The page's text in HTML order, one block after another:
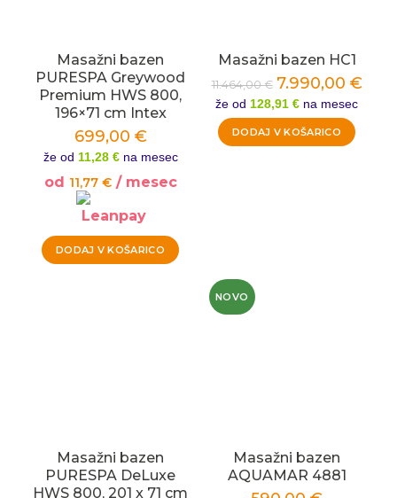
Masažni bazen
PURESPA Greywood
Premium HWS 800,
196×71 cm Intex
699,00 €
že od 11,28 €na mesec
od 11,77 €/ mesec
DODAJ V KOŠARICO
Masažni bazen HC1
11.464,00€ 7.990,00 €
že od 128,91 € na mesec
DODAJ V KOŠARICO
Masažni bazen
PURESPA DeLuxe
HWS 800, 201 x 71 cm
NOVO
Masažni bazen
AQUAMAR 4881